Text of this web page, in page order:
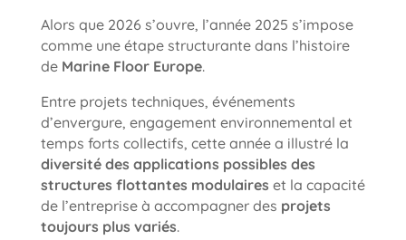
Alors que 2026 s’ouvre, l’année 2025 s’impose
comme une étape structurante dans l’histoire
de Marine Floor Europe.
Entre projets techniques, événements
d’envergure, engagement environnemental et
temps forts collectifs, cette année a illustré la
diversité des applications possibles des
structures flottantes modulaires et la capacité
de l’entreprise à accompagner des projets
toujours plus variés.